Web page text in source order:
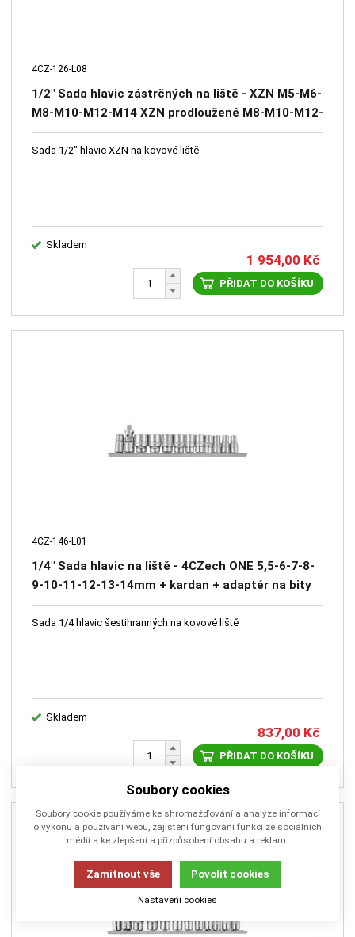
4CZ-126-L08
1/2" Sada hlavic zástrčných na liště - XZN M5-M6-
M8-M10-M12-M14 XZN prodloužené M8-M10-M12-
M14
Sada 1/2" hlavic XZN na kovové liště
Skladem
1 954,00 Kč
PŘIDAT DO KOŠÍKU
4CZ-146-L01
1/4" Sada hlavic na liště - 4CZech ONE 5,5-6-7-8-
9-10-11-12-13-14mm + kardan + adaptér na bity
1/4"
Sada 1/4 hlavic šestihranných na kovové liště
Skladem
837,00 Kč
PŘIDAT DO KOŠÍKU
Soubory cookies
Soubory cookie používáme ke shromažďování a analýze informací
o výkonu a používání webu, zajištění fungování funkcí ze sociálních
médií a ke zlepšení a přizpůsobení obsahu a reklam.
Zamítnout vše Povolit cookies
Nastavení cookies